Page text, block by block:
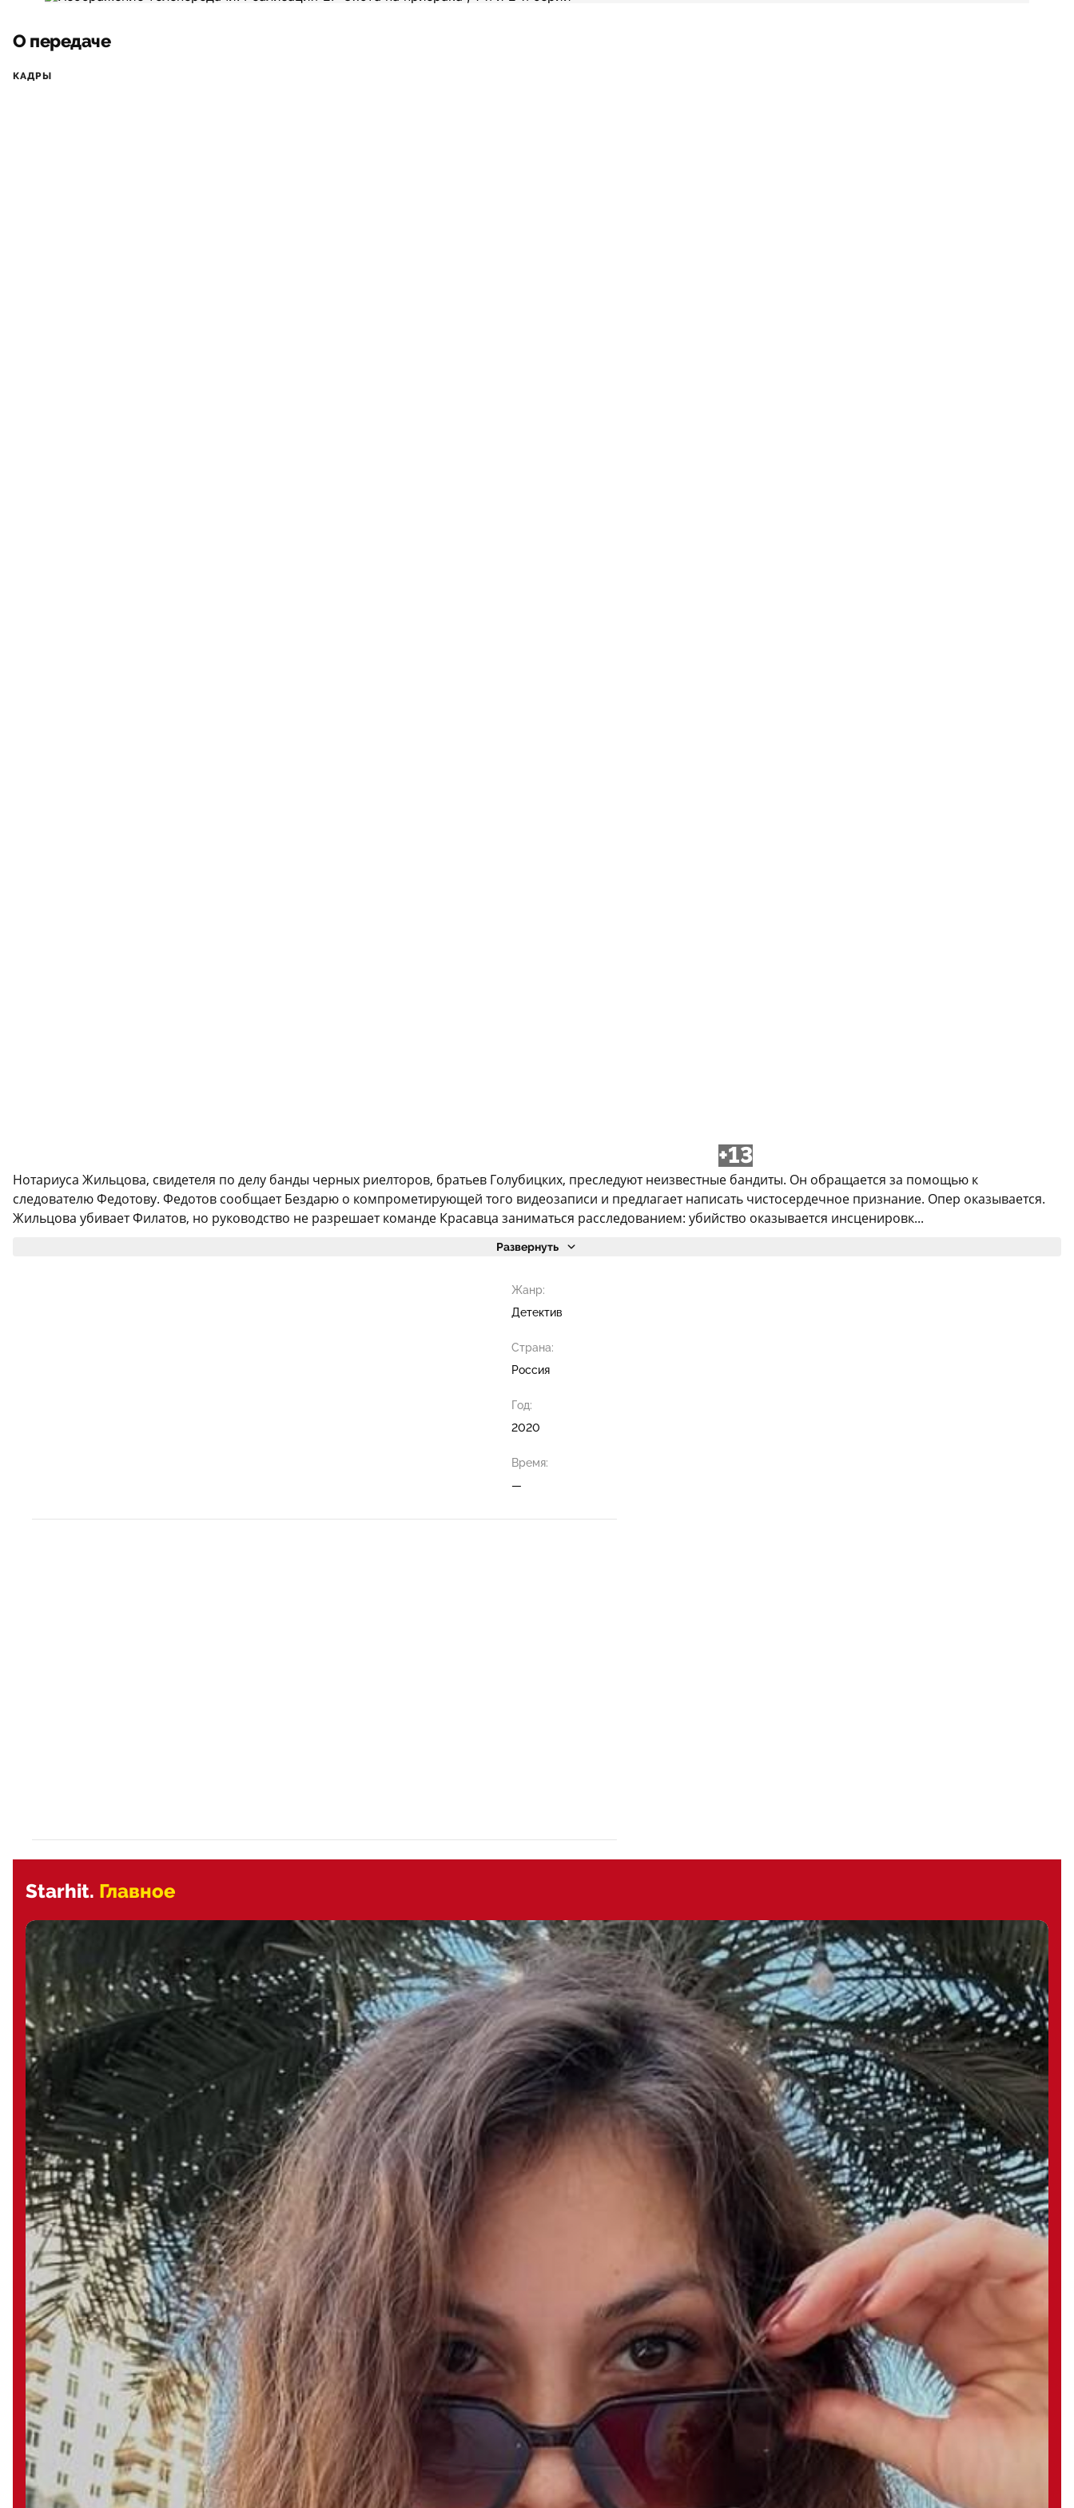
О передаче
КАДРЫ
+13
Нотариуса Жильцова, свидетеля по делу банды черных риелторов, братьев Голубицких, преследуют неизвестные бандиты. Он обращается за помощью к
следователю Федотову. Федотов сообщает Бездарю о компрометирующей того видеозаписи и предлагает написать чистосердечное признание. Опер оказывается.
Жильцова убивает Филатов, но руководство не разрешает команде Красавца заниматься расследованием: убийство оказывается инсценировк...
Развернуть
Жанр:
Детектив
Страна:
Россия
Год:
2020
Время:
—
Starhit. Главное